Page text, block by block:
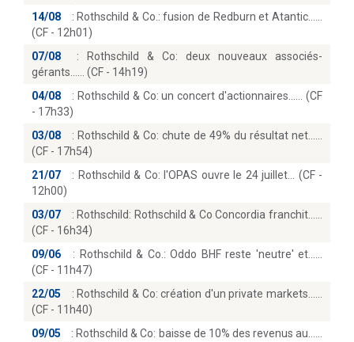
14/08
: Rothschild & Co.: fusion de Redburn et Atantic...
(CF - 12h01)
07/08
:
Rothschild & Co: deux nouveaux associés-
gérants...… (CF - 14h19)
04/08
: Rothschild & Co: un concert d'actionnaires...… (CF
- 17h33)
03/08
: Rothschild & Co: chute de 49% du résultat net...
(CF - 17h54)
21/07
: Rothschild & Co: l'OPAS ouvre le 24 juillet… (CF -
12h00)
03/07
: Rothschild: Rothschild & Co Concordia franchit...
(CF - 16h34)
09/06
: Rothschild & Co.: Oddo BHF reste 'neutre' et...
(CF - 11h47)
22/05
: Rothschild & Co: création d'un private markets...
(CF - 11h40)
09/05
: Rothschild & Co: baisse de 10% des revenus au...